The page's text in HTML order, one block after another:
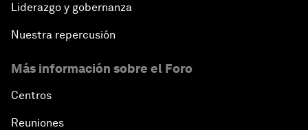
Liderazgo y gobernanza
Nuestra repercusión
Más información sobre el Foro
Centros
Reuniones